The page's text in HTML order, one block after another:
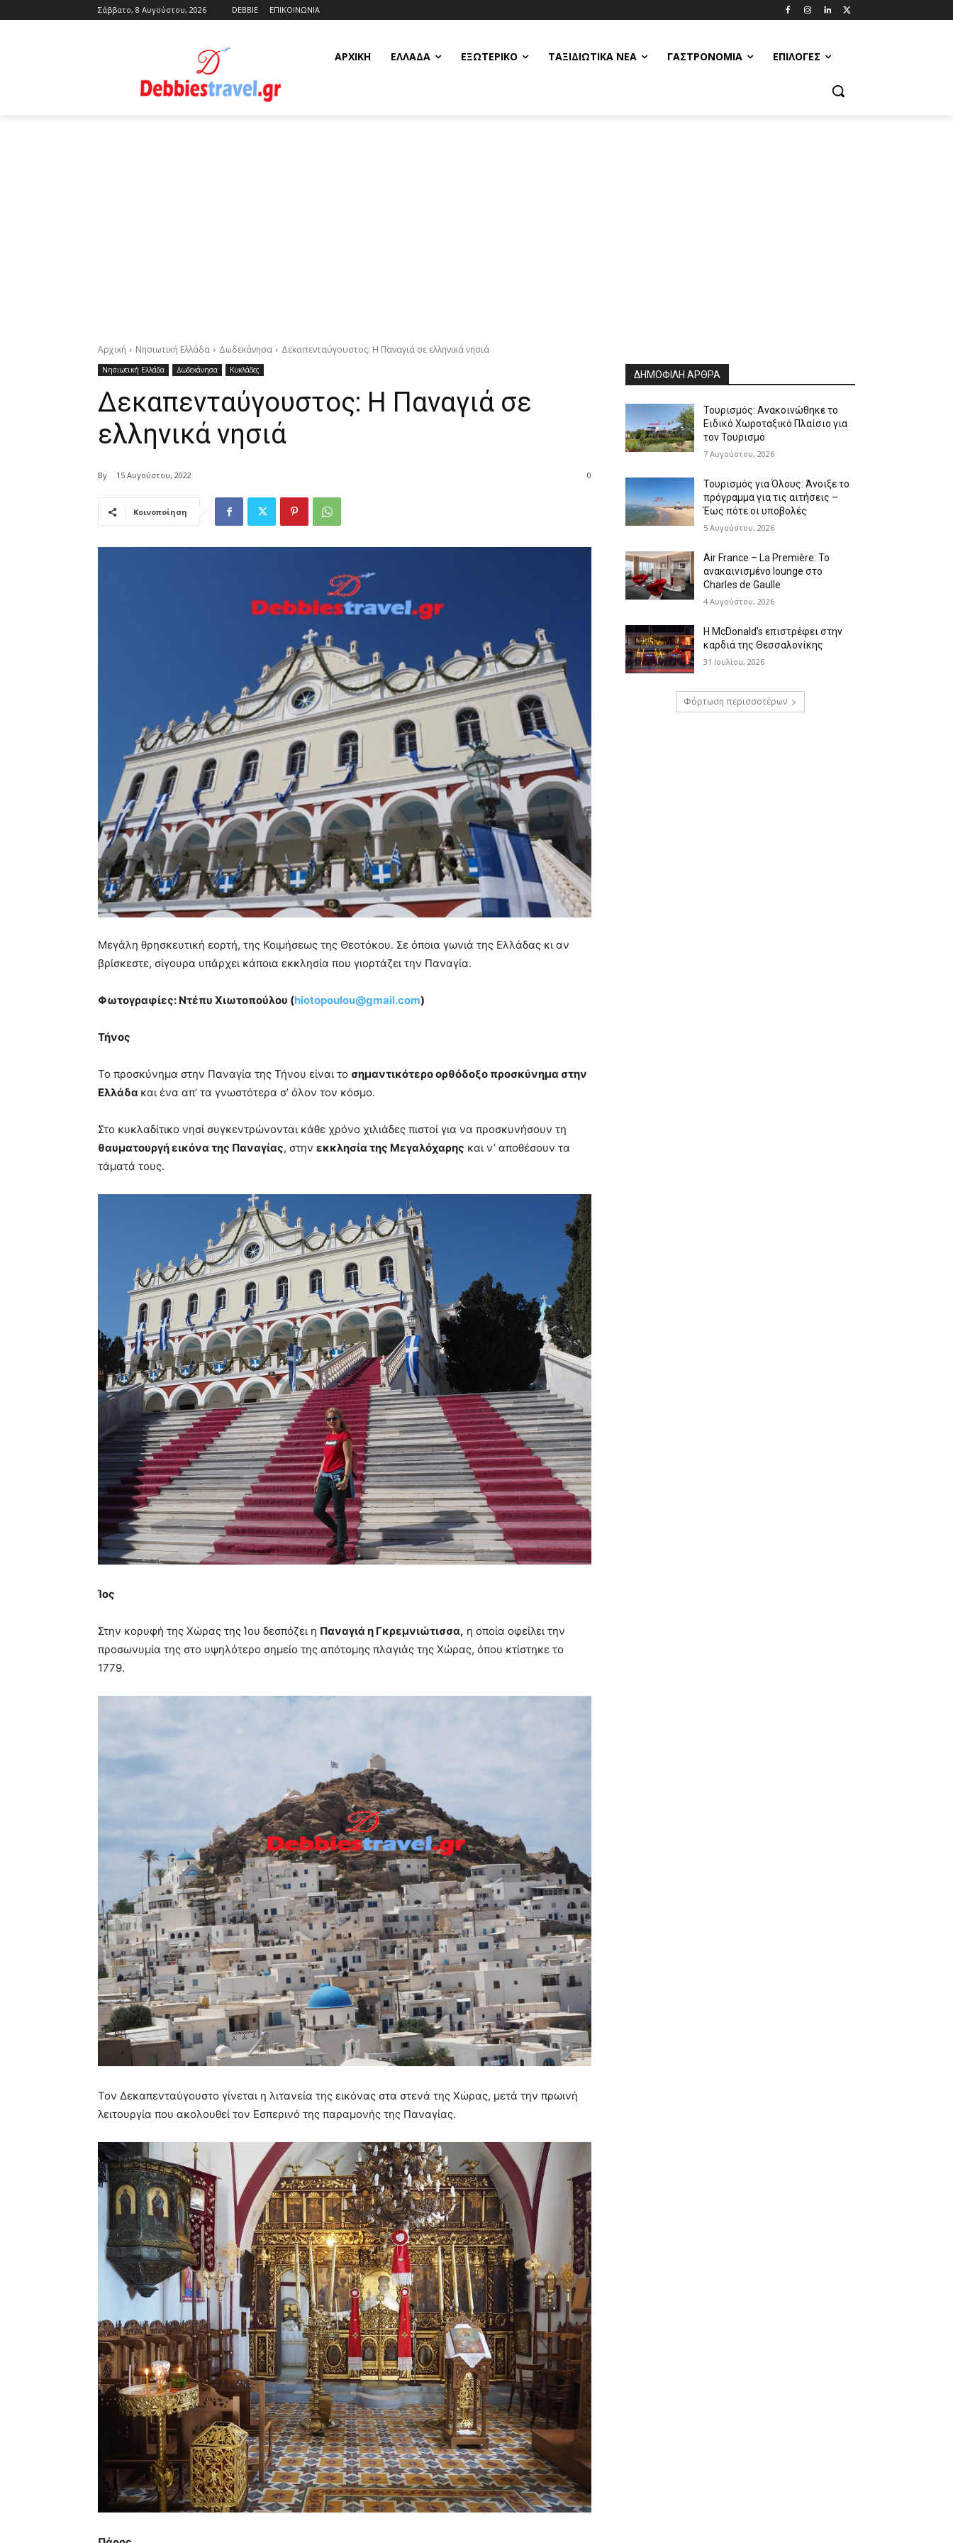
Σάββατο, 8 Αυγούστου, 2026 DEBBIE ΕΠΙΚΟΙΝΩΝΙΑ
ΑΡΧΙΚΗ ΕΛΛΆΔΑ ΕΞΩΤΕΡΙΚΌ ΤΑΞΙΔΙΩΤΙΚΆ ΝΈΑ ΓΑΣΤΡΟΝΟΜΊΑ ΕΠΙΛΟΓΈΣ
Αρχική Νησιωτική Ελλάδα Δωδεκάνησα Δεκαπενταύγουστος: Η Παναγιά σε ελληνικά νησιά
Νησιωτική Ελλάδα Δωδεκάνησα Κυκλάδες
Δεκαπενταύγουστος: Η Παναγιά σε
ελληνικά νησιά
By 15 Αυγούστου, 2022 0
Κοινοποίηση
Μεγάλη θρησκευτική εορτή, της Κοιμήσεως της Θεοτόκου. Σε όποια γωνιά της Ελλάδας κι αν
βρίσκεστε, σίγουρα υπάρχει κάποια εκκλησία που γιορτάζει την Παναγία.
Φωτογραφίες: Ντέπυ Χιωτοπούλου (hiotopoulou@gmail.com)
Τήνος
Το προσκύνημα στην Παναγία της Τήνου είναι το σημαντικότερο ορθόδοξο προσκύνημα στην
Ελλάδα και ένα απ’ τα γνωστότερα σ’ όλον τον κόσμο.
Στο κυκλαδίτικο νησί συγκεντρώνονται κάθε χρόνο χιλιάδες πιστοί για να προσκυνήσουν τη
θαυματουργή εικόνα της Παναγίας, στην εκκλησία της Μεγαλόχαρης και ν’ αποθέσουν τα
τάματά τους.
Ίος
Στην κορυφή της Χώρας της Ίου δεσπόζει η Παναγιά η Γκρεμνιώτισσα, η οποία οφείλει την
προσωνυμία της στο υψηλότερο σημείο της απότομης πλαγιάς της Χώρας, όπου κτίστηκε το
1779.
Τον Δεκαπενταύγουστο γίνεται η λιτανεία της εικόνας στα στενά της Χώρας, μετά την πρωινή
λειτουργία που ακολουθεί τον Εσπερινό της παραμονής της Παναγίας.
ΔΗΜΟΦΙΛΗ ΑΡΘΡΑ
Τουρισμός: Ανακοινώθηκε το
Ειδικό Χωροταξικό Πλαίσιο για
τον Τουρισμό
7 Αυγούστου, 2026
Τουρισμός για Όλους: Άνοιξε το
πρόγραμμα για τις αιτήσεις –
Έως πότε οι υποβολές
5 Αυγούστου, 2026
Air France – La Première: Το
ανακαινισμένο lounge στο
Charles de Gaulle
4 Αυγούστου, 2026
Η McDonald’s επιστρέφει στην
καρδιά της Θεσσαλονίκης
31 Ιουλίου, 2026
Φόρτωση περισσοτέρων